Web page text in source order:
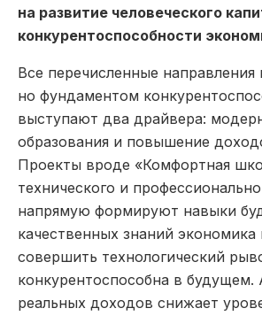
на развитие человеческого
конкурентоспособности
Все перечисленные направления
но фундаментом
выступают два драйвера:
образования и повышение
Проекты вроде «Комфортная
технического и
напрямую формируют навыки
качественных знаний
совершить технологический
конкурентоспособна в будущем.
реальных доходов снижает